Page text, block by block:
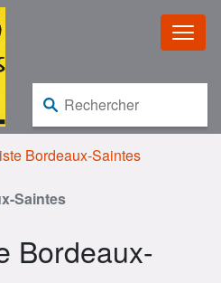
Rechercher :
Bordeaux-Saintes
Saintes
Bordeaux-